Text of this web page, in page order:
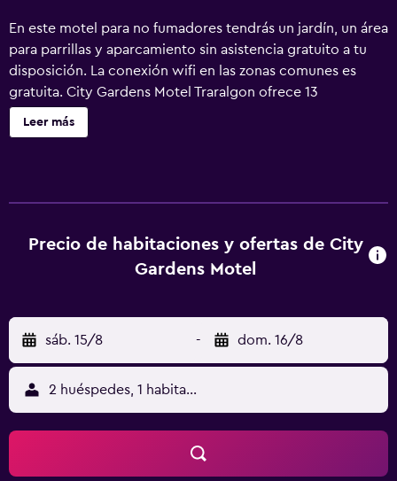
En este motel para no fumadores tendrás un jardín, un área
para parrillas y aparcamiento sin asistencia gratuito a tu
disposición. La conexión wifi en las zonas comunes es
gratuita. City Gardens Motel Traralgon ofrece 13
alojamientos con aire acondicionado, botella de agua
gratuita y cafetera y tetera. Se ofrece televisión digitales.
huéspedes pueden navegar por la web gracias a nuestro
acceso a Internet wifi gratis. Los servicios para personas
practicar las actividades de ocio y esparcimiento que se
indican más abajo en las instalaciones o cerca del
alojamiento (es posible que se aplique un recargo).
Leer más
Precio de habitaciones y ofertas de City
Gardens Motel
sáb. 15/8 - dom. 16/8
2 huéspedes, 1 habitación